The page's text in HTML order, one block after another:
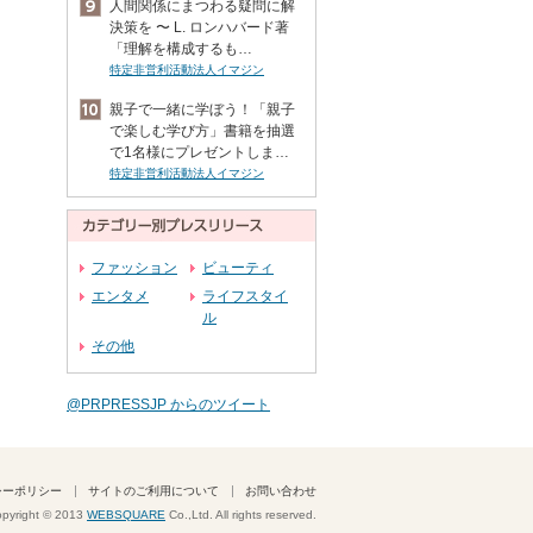
人間関係にまつわる疑問に解
決策を 〜 L. ロンハバード著
「理解を構成するも…
特定非営利活動法人イマジン
親子で一緒に学ぼう！「親子
で楽しむ学び方」書籍を抽選
で1名様にプレゼントしま…
特定非営利活動法人イマジン
ファッション
ビューティ
エンタメ
ライフスタイ
ル
その他
@PRPRESSJP からのツイート
ポリシー サイトのご利用について
お問い合わせ
© 2013 WEBSQUARE Co.,Ltd. All rights reserved.